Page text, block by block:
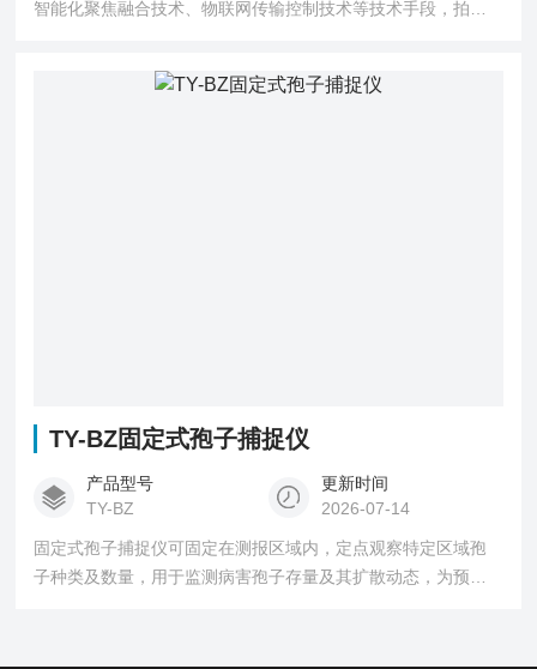
智能化聚焦融合技术、物联网传输控制技术等技术手段，拍摄
TY-BZ固定式孢子捕捉仪
产品型号
TY-BZ
更新时间
2026-07-14
固定式孢子捕捉仪可固定在测报区域内，定点观察特定区域孢
子种类及数量，用于监测病害孢子存量及其扩散动态，为预测